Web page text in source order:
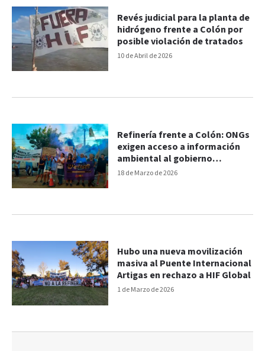
10 de Abril de 2026
Revés judicial para la planta de
hidrógeno frente a Colón por
posible violación de tratados
18 de Marzo de 2026
Refinería frente a Colón: ONGs
exigen acceso a información
ambiental al gobierno
uruguayo
1 de Marzo de 2026
Hubo una nueva movilización
masiva al Puente Internacional
Artigas en rechazo a HIF Global